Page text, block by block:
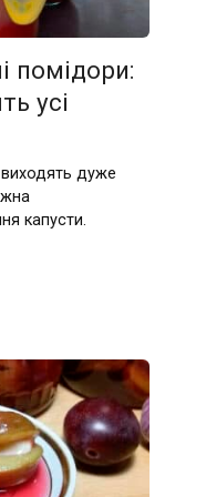
помідори:
усі
дуже
капусти.